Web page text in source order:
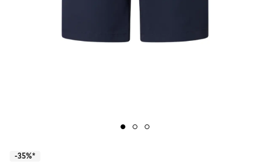
-35%*